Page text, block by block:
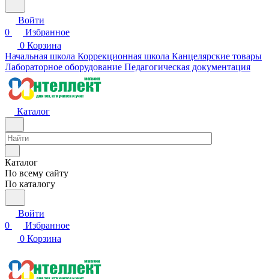
Войти
0
Избранное
0 Корзина
Начальная школа Коррекционная школа Канцелярские товары
Лабораторное оборудование Педагогическая документация
Каталог
Каталог
По всему сайту
По каталогу
Войти
0
Избранное
0 Корзина